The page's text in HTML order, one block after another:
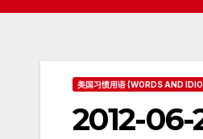
美国习惯用语 (WORDS AND
2012-06-